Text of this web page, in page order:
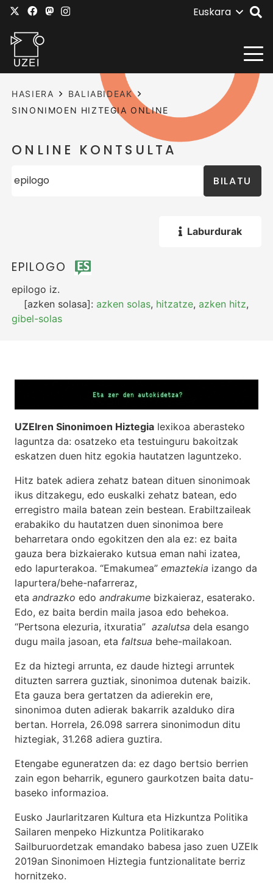
Euskara
HASIERA
BALIABIDEAK
SINONIMOEN HIZTEGIA ONLINE
ONLINE KONTSULTA
BILATU
Laburdurak
EPILOGO
epilogo iz.
[azken solasa]:azken solas, hitzatze,azken hitz,
gibel-solas
UZEIren Sinonimoen Hiztegia lexikoa aberasteko
laguntza da: osatzeko eta testuinguru bakoitzak
eskatzen duen hitz egokia hautatzen laguntzeko.
Hitz batek adiera zehatz batean dituen sinonimoak
ikus ditzakegu, edo euskalki zehatz batean, edo
erregistro maila batean zein bestean. Erabiltzaileak
erabakiko du hautatzen duen sinonimoa bere
beharretara ondo egokitzen den ala ez: ez baita
gauza bera bizkaierako kutsua eman nahi izatea,
edo lapurterakoa. “Emakumea” emaztekia izango da
lapurtera/behe-nafarreraz,
eta andrazko edo andrakume bizkaieraz, esaterako.
Edo, ez baita berdin maila jasoa edo behekoa.
“Pertsona elezuria, itxuratia” azalutsa dela esango
dugu maila jasoan, eta faltsua behe-mailakoan.
Ez da hiztegi arrunta, ez daude hiztegi arruntek
dituzten sarrera guztiak, sinonimoa dutenak baizik.
Eta gauza bera gertatzen da adierekin ere,
sinonimoa duten adierak bakarrik azalduko dira
bertan. Horrela, 26.098 sarrera sinonimodun ditu
hiztegiak, 31.268 adiera guztira.
Etengabe eguneratzen da: ez dago bertsio berrien
zain egon beharrik, egunero gaurkotzen baita datu-
baseko informazioa.
Eusko Jaurlaritzaren Kultura eta Hizkuntza Politika
Sailaren menpeko Hizkuntza Politikarako
Sailburuordetzak emandako babesa jaso zuen UZEIk
2019an Sinonimoen Hiztegia funtzionalitate berriz
hornitzeko.